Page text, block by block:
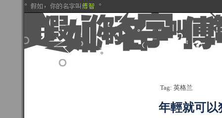
Tag: 英格兰
年輕就可以